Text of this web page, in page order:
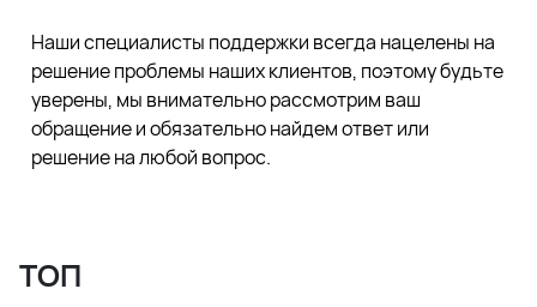
Наши специалисты поддержки всегда нацелены на
решение проблемы наших клиентов, поэтому будьте
уверены, мы внимательно рассмотрим ваш
обращение и обязательно найдем ответ или
решение на любой вопрос.
ТОП